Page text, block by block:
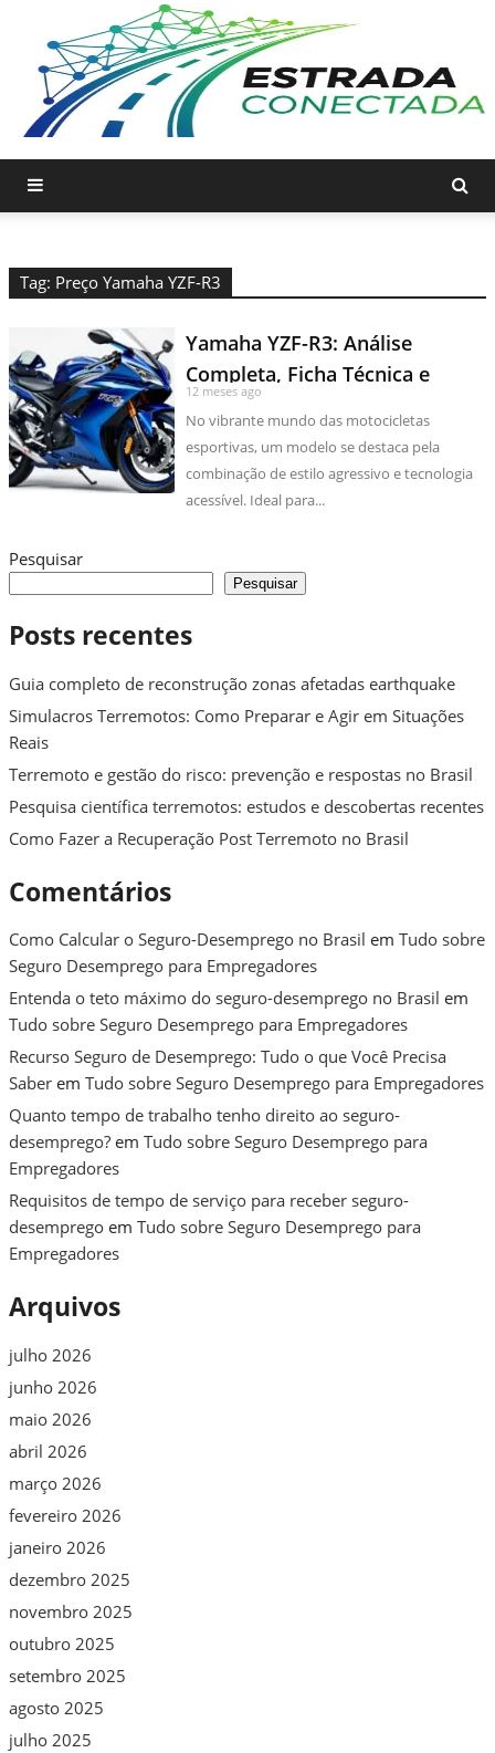
Tag: Preço Yamaha YZF-R3
Yamaha YZF-R3: Análise
Completa, Ficha Técnica e
Preços
12 meses ago
No vibrante mundo das motocicletas
esportivas, um modelo se destaca pela
combinação de estilo agressivo e tecnologia
acessível. Ideal para...
Pesquisar
Pesquisar
Posts recentes
Guia completo de reconstrução zonas afetadas earthquake
Simulacros Terremotos: Como Preparar e Agir em Situações
Reais
Terremoto e gestão do risco: prevenção e respostas no Brasil
Pesquisa científica terremotos: estudos e descobertas recentes
Como Fazer a Recuperação Post Terremoto no Brasil
Comentários
Como Calcular o Seguro-Desemprego no Brasil em Tudo sobre
Seguro Desemprego para Empregadores
Entenda o teto máximo do seguro-desemprego no Brasil em
Tudo sobre Seguro Desemprego para Empregadores
Recurso Seguro de Desemprego: Tudo o que Você Precisa
Saber em Tudo sobre Seguro Desemprego para Empregadores
Quanto tempo de trabalho tenho direito ao seguro-
desemprego? em Tudo sobre Seguro Desemprego para
Empregadores
Requisitos de tempo de serviço para receber seguro-
desemprego em Tudo sobre Seguro Desemprego para
Empregadores
Arquivos
julho 2026
junho 2026
maio 2026
abril 2026
março 2026
fevereiro 2026
janeiro 2026
dezembro 2025
novembro 2025
outubro 2025
setembro 2025
agosto 2025
julho 2025